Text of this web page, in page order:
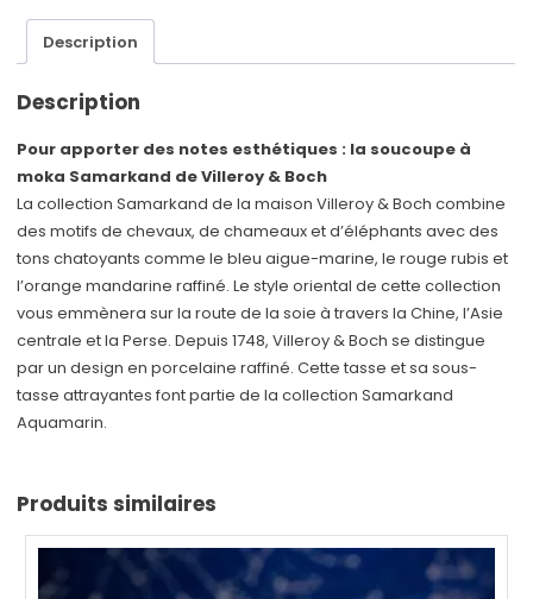
Description
Description
Pour apporter des notes esthétiques : la soucoupe à
moka Samarkand de Villeroy & Boch
La collection Samarkand de la maison Villeroy & Boch combine
des motifs de chevaux, de chameaux et d’éléphants avec des
tons chatoyants comme le bleu aigue-marine, le rouge rubis et
l’orange mandarine raffiné. Le style oriental de cette collection
vous emmènera sur la route de la soie à travers la Chine, l’Asie
centrale et la Perse. Depuis 1748, Villeroy & Boch se distingue
par un design en porcelaine raffiné. Cette tasse et sa sous-
tasse attrayantes font partie de la collection Samarkand
Aquamarin.
Produits similaires